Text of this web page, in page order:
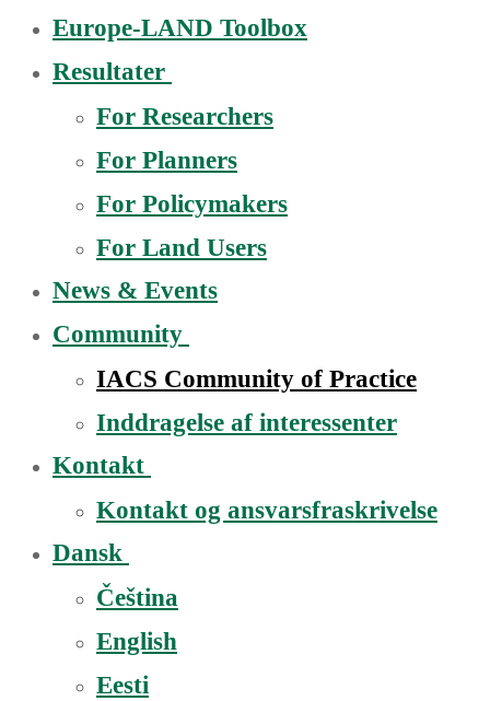
Europe-LAND Toolbox
Resultater
For Researchers
For Planners
For Policymakers
For Land Users
News & Events
Community
IACS Community of Practice
Inddragelse af interessenter
Kontakt
Kontakt og ansvarsfraskrivelse
Dansk
Čeština
English
Eesti